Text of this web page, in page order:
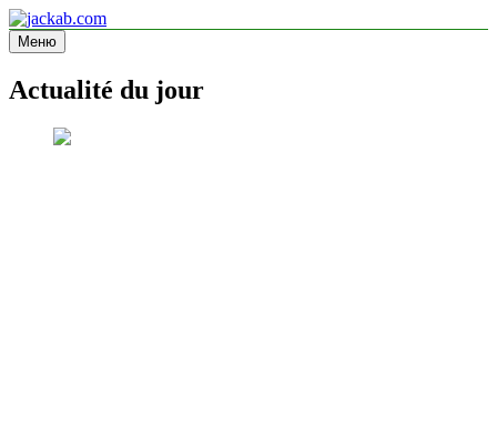
Перейти
к
содержимому
jackab.com
Site d'information
Меню
Actualité du jour